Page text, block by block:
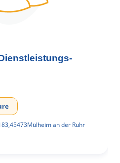
,45473Mülheim an der Ruhr